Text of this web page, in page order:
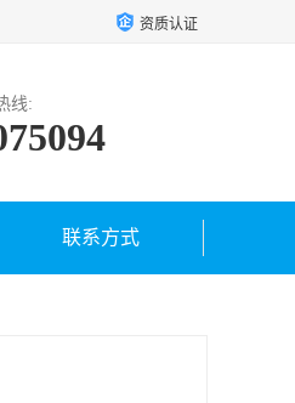
资质认证
线:
联系方式